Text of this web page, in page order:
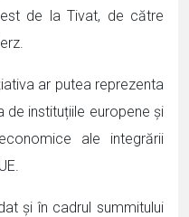
de la Tivat, de către
ar putea reprezenta
de instituțiile europene și
ale integrării
și în cadrul summitului